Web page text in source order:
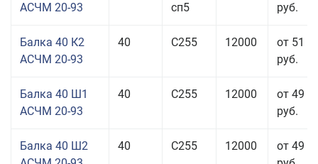
АСЧМ 20-93
сп5
руб.
Балка 40 К2
АСЧМ 20-93
40 С255 12000
от 51
руб.
Балка 40 Ш1
АСЧМ 20-93
40 С255 12000
от 49
руб.
Балка 40 Ш2
40 С255 12000
от 49